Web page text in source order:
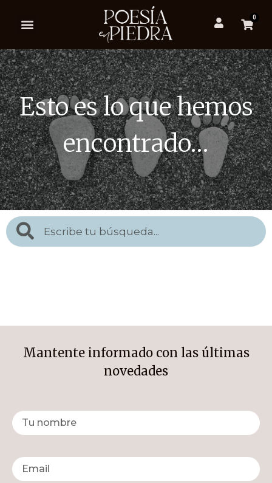
0
Esto es lo que hemos
encontrado…
Mantente informado con las últimas
novedades